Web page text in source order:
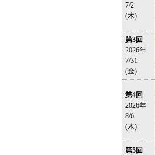
7/2
(木)
第3回
2026年
7/31
(金)
第4回
2026年
8/6
(木)
第5回